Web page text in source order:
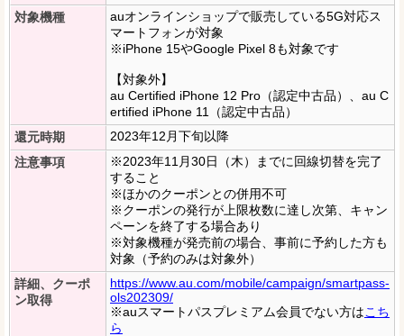
対象機種
auオンラインショップで販売している5G対応ス
マートフォンが対象
※iPhone 15やGoogle Pixel 8も対象です
【対象外】
au Certified iPhone 12 Pro（認定中古品）、au C
ertified iPhone 11（認定中古品）
還元時期
2023年12月下旬以降
注意事項
※2023年11月30日（木）までに回線切替を完了
すること
※ほかのクーポンとの併用不可
※クーポンの発行が上限枚数に達し次第、キャン
ペーンを終了する場合あり
※対象機種が発売前の場合、事前に予約した方も
対象（予約のみは対象外）
詳細、クーポ
ン取得
https://www.au.com/mobile/campaign/smartpass-
ols202309/
※auスマートパスプレミアム会員でない方はこち
ら